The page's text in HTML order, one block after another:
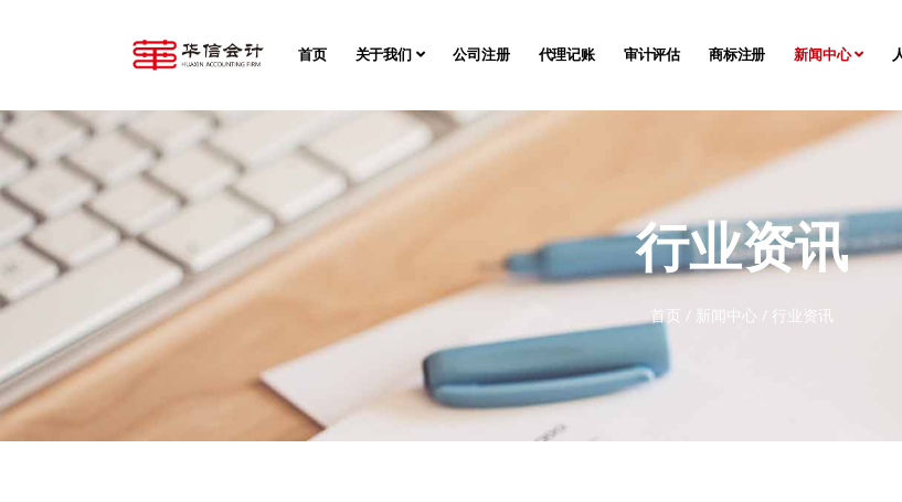
首页 关于我们 公司注册 代理记账 审计评估 商标注册 新闻中心
行业资讯
首页 / 新闻中心 / 行业资讯